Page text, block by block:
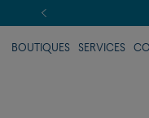
BOUTIQUES SERVICES